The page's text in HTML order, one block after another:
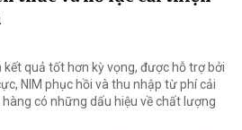
kết quả tốt hơn kỳ vọng, được hỗ trợ bởi
NIM phục hồi và thu nhập từ phí cải
có những dấu hiệu về chất lượng